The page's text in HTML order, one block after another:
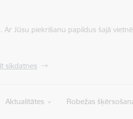
Jūsu piekrišanu papildus šajā
sīkdatnes
Aktualitātes Robežas